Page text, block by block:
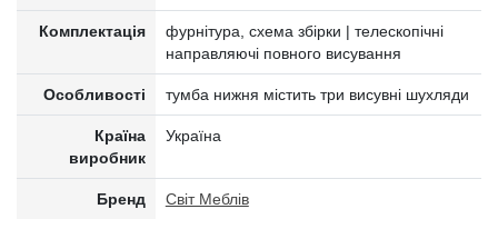
Комплектація
фурнітура, схема збірки | телескопічні
направляючі повного висування
Особливості тумба нижня містить три висувні шухляди
Країна
виробник
Україна
Бренд Світ Меблів